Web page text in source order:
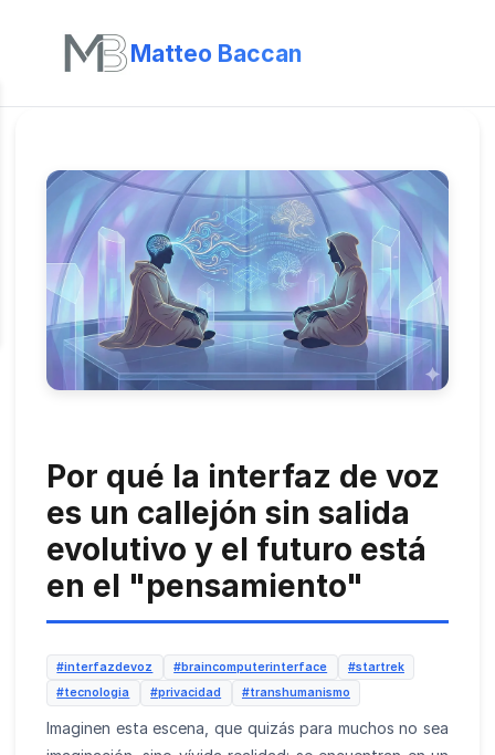
Matteo Baccan
Por qué la interfaz de voz
es un callejón sin salida
evolutivo y el futuro está
en el "pensamiento"
#interfazdevoz #braincomputerinterface
#startrek
#tecnologia
#privacidad #transhumanismo
Imaginen esta escena, que quizás para muchos no sea